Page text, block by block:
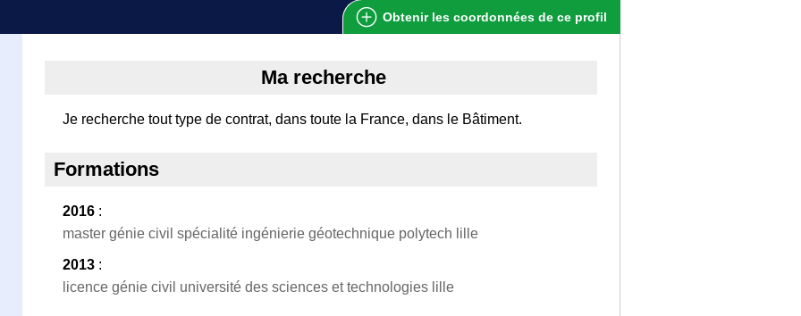
Obtenir les coordonnées de ce profil
Ma recherche
Je recherche tout type de contrat, dans toute la France, dans le Bâtiment.
Formations
2016 :
master génie civil spécialité ingénierie géotechnique polytech lille
2013 :
licence génie civil université des sciences et technologies lille